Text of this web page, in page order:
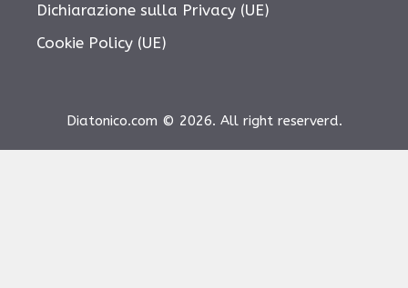
Dichiarazione sulla Privacy (UE)
Cookie Policy (UE)
Diatonico.com © 2026. All right reserverd.